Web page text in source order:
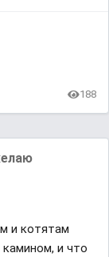
188
и котятам
и что